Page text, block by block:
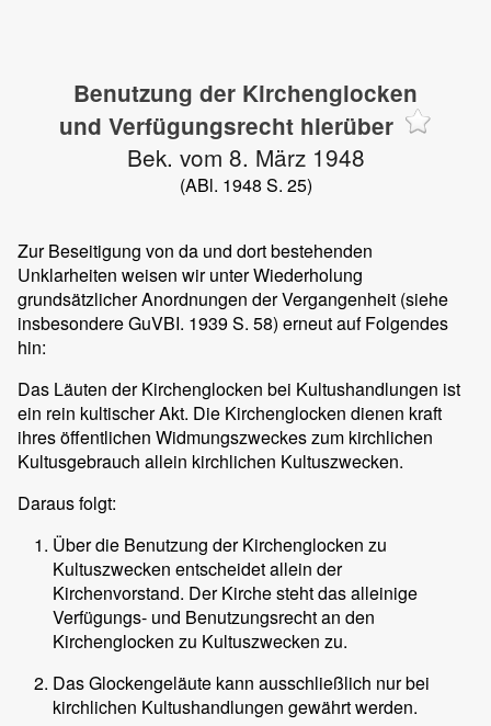
Benutzung der Kirchenglocken
und Verfügungsrecht hierüber
Bek. vom 8. März 1948
(ABl. 1948 S. 25)
Zur Beseitigung von da und dort bestehenden
Unklarheiten weisen wir unter Wiederholung
grundsätzlicher Anordnungen der Vergangenheit (siehe
insbesondere GuVBI. 1939 S. 58) erneut auf Folgendes
hin:
Das Läuten der Kirchenglocken bei Kultushandlungen ist
ein rein kultischer Akt. Die Kirchenglocken dienen kraft
ihres öffentlichen Widmungszweckes zum kirchlichen
Kultusgebrauch allein kirchlichen Kultuszwecken.
Daraus folgt:
Über die Benutzung der Kirchenglocken zu
Kultuszwecken entscheidet allein der
Kirchenvorstand. Der Kirche steht das alleinige
Verfügungs- und Benutzungsrecht an den
Kirchenglocken zu Kultuszwecken zu.
Das Glockengeläute kann ausschließlich nur bei
kirchlichen Kultushandlungen gewährt werden.